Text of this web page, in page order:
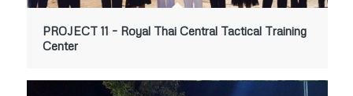
PROJECT 11 – Royal Thai Central Tactical Training
Center